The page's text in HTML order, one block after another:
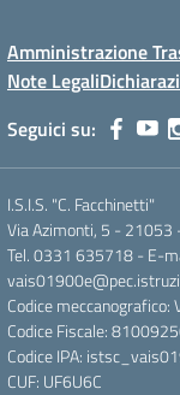
Amministrazione
Note Legali
Seguici su:
I.S.I.S. "C. Facchinetti"
Via Azimonti, 5 - 21053
Tel. 0331 635718 - E-
Codice meccanografico:
Codice Fiscale:
Codice IPA:
CUF: UF6U6C